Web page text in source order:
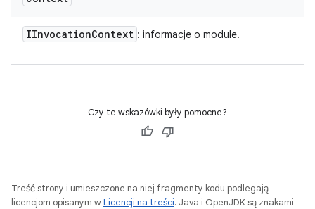
IInvocationContext : informacje o module.
Czy te wskazówki były pomocne?
Treść strony i umieszczone na niej fragmenty kodu podlegają
licencjom opisanym wLicencji na treści. Java i OpenJDK są znakami